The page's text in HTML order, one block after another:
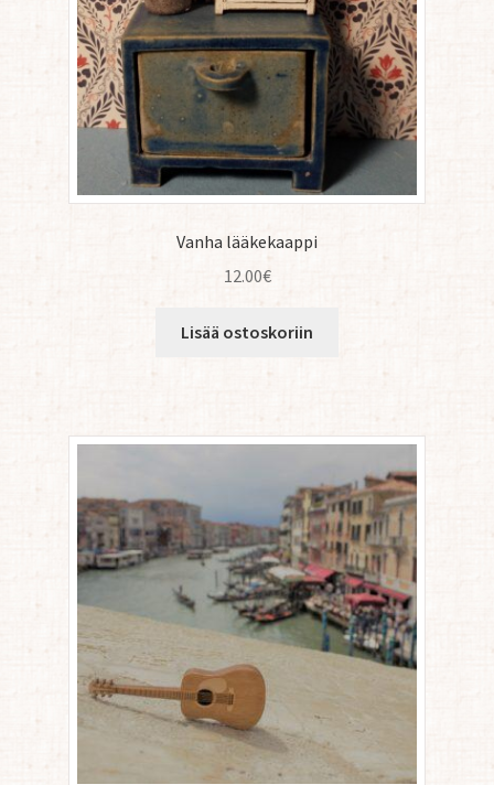
Vanha lääkekaappi
12.00€
Lisää ostoskoriin